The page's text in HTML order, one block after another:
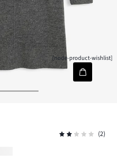
[node-product-wishlist]
(2)